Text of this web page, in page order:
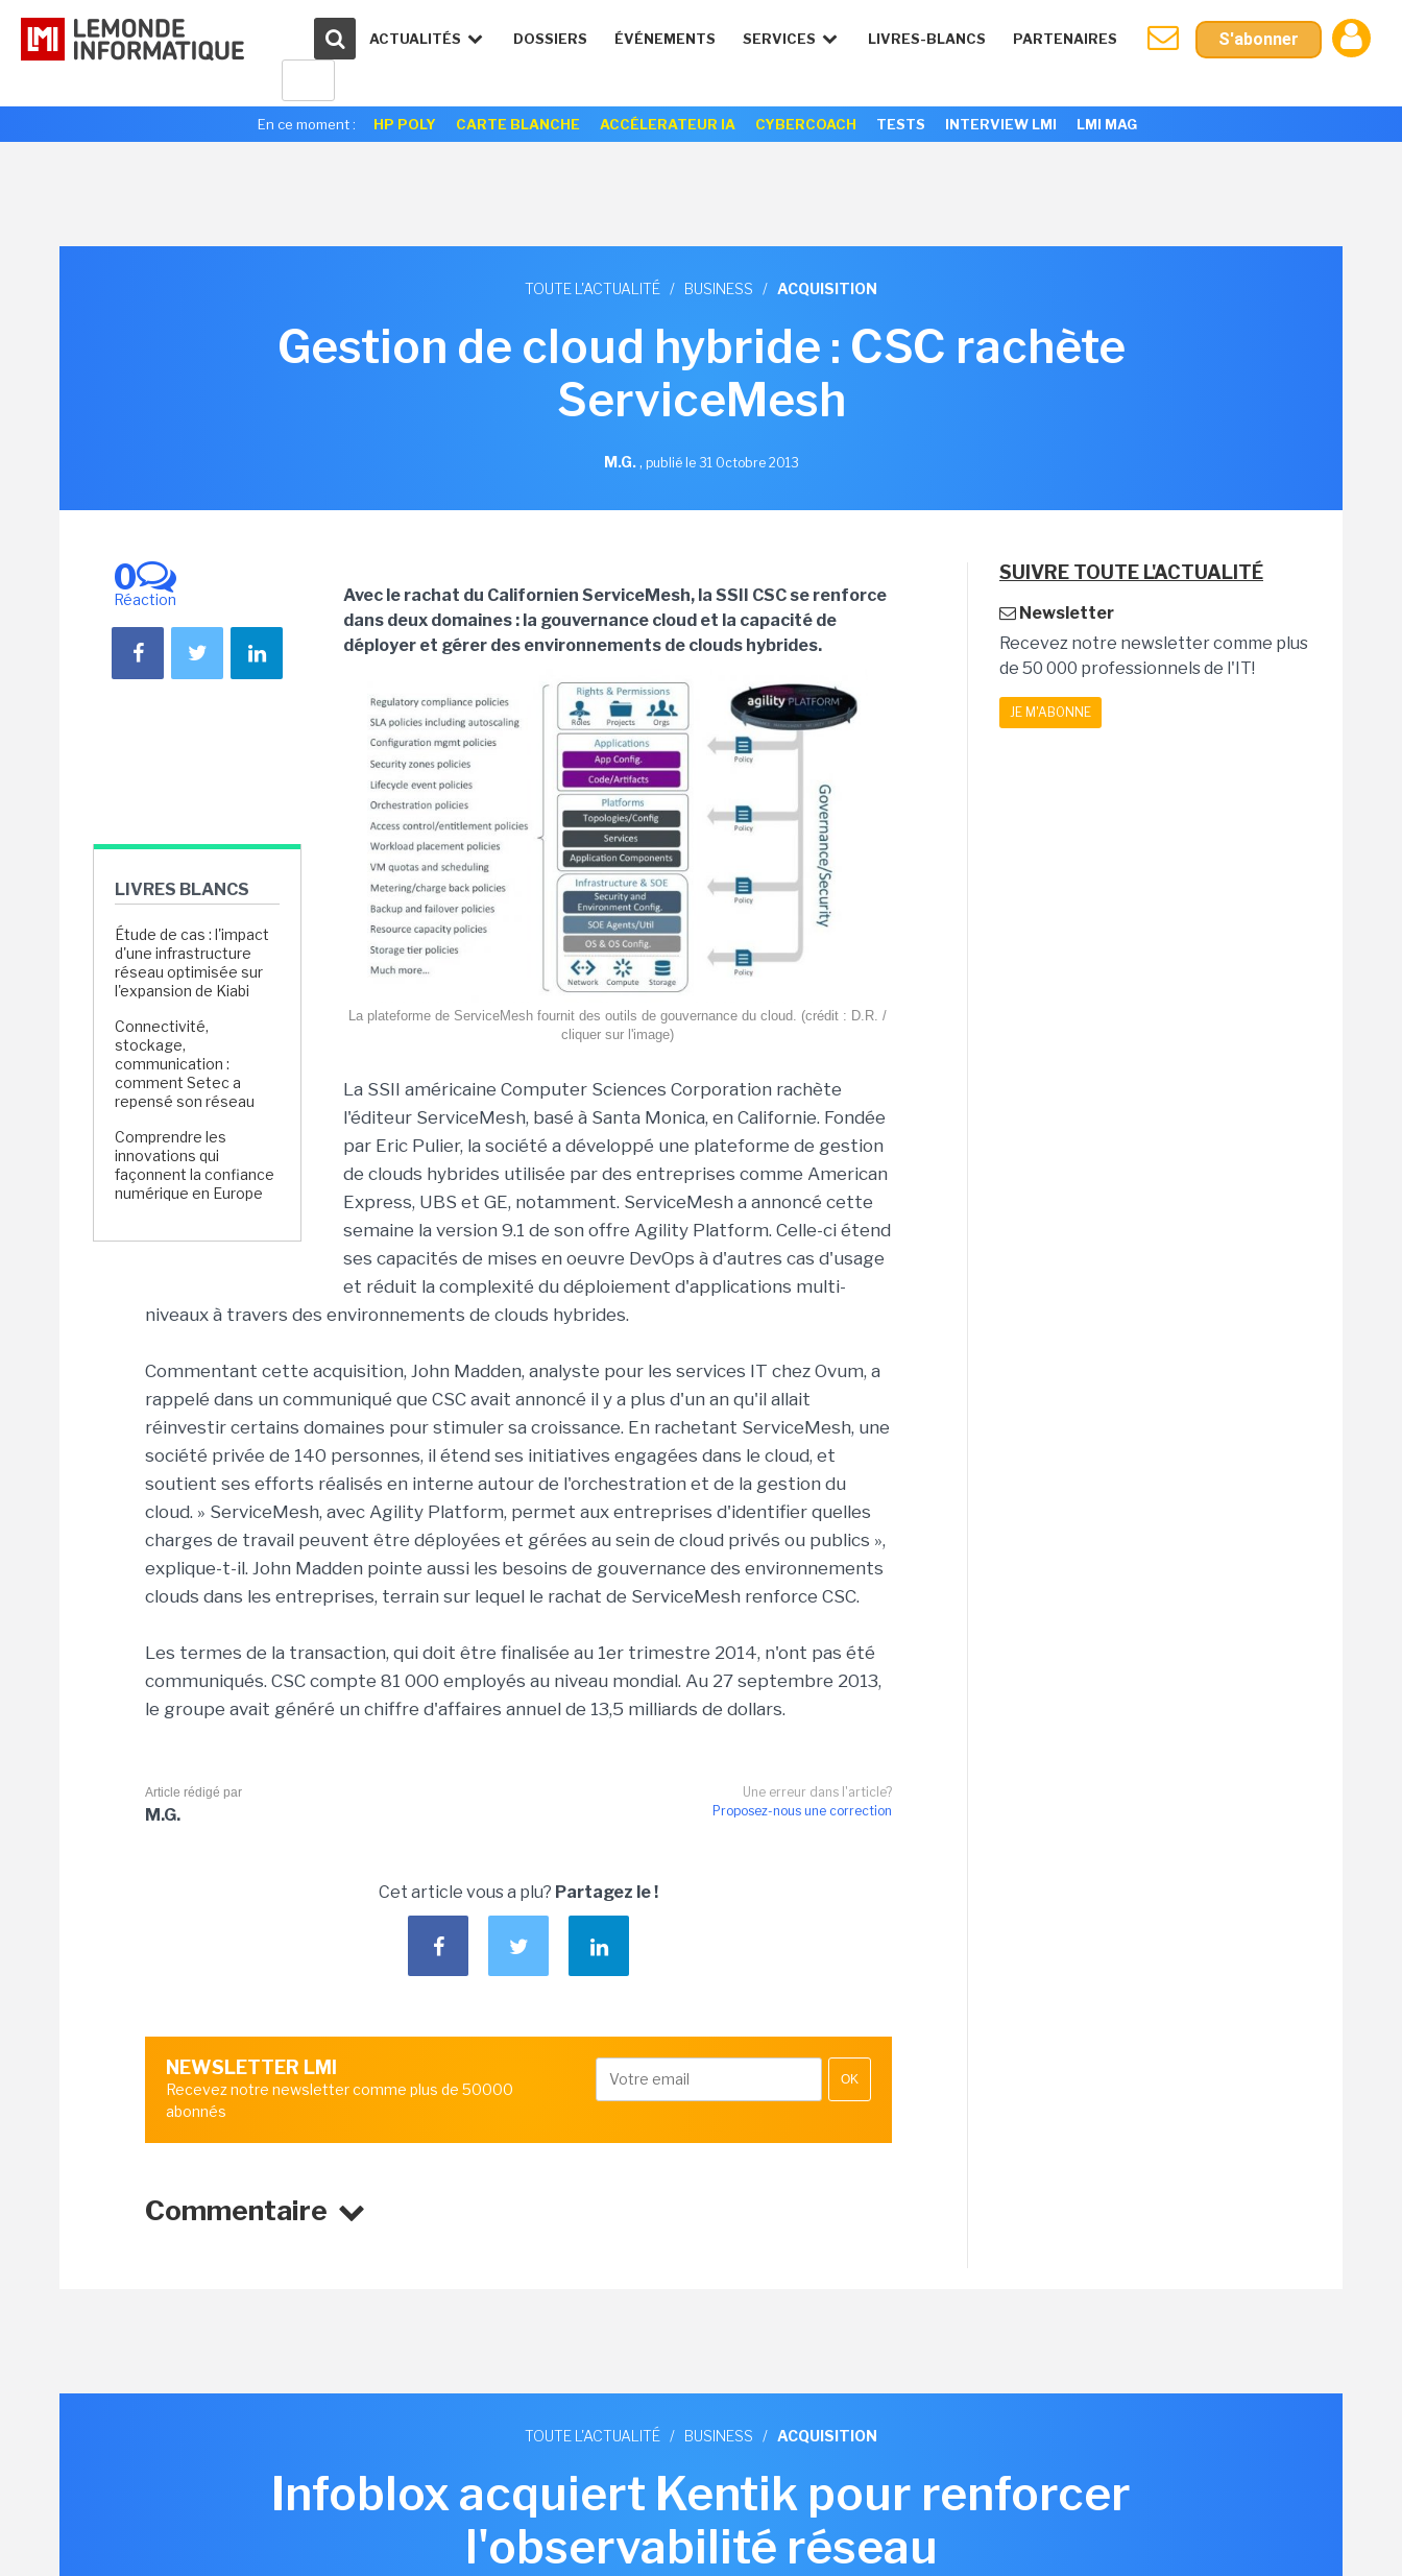
ACTUALITÉS DOSSIERS ÉVÉNEMENTS SERVICES LIVRES-BLANCS PARTENAIRES S'abonner
En ce moment : HP POLY CARTE BLANCHE ACCÉLERATEUR IA CYBERCOACH TESTS INTERVIEW LMI LMI MAG
TOUTE L'ACTUALITÉ / BUSINESS / ACQUISITION
Gestion de cloud hybride : CSC rachète
ServiceMesh
M.G., publié le 31 Octobre 2013
0
Réaction
LIVRES BLANCS
Étude de cas : l'impact
d'une infrastructure
réseau optimisée sur
l'expansion de Kiabi
Connectivité,
stockage,
communication :
comment Setec a
repensé son réseau
Comprendre les
innovations qui
façonnent la confiance
numérique en Europe
Avec le rachat du Californien ServiceMesh, la SSII CSC se renforce
dans deux domaines : la gouvernance cloud et la capacité de
déployer et gérer des environnements de clouds hybrides.
La plateforme de ServiceMesh fournit des outils de gouvernance du cloud. (crédit : D.R. /
cliquer sur l'image)
La SSII américaine Computer Sciences Corporation rachète
l'éditeur ServiceMesh, basé à Santa Monica, en Californie. Fondée
par Eric Pulier, la société a développé une plateforme de gestion
de clouds hybrides utilisée par des entreprises comme American
Express, UBS et GE, notamment. ServiceMesh a annoncé cette
semaine la version 9.1 de son offre Agility Platform. Celle-ci étend
ses capacités de mises en oeuvre DevOps à d'autres cas d'usage
et réduit la complexité du déploiement d'applications multi-
niveaux à travers des environnements de clouds hybrides.
Commentant cette acquisition, John Madden, analyste pour les services IT chez Ovum, a
rappelé dans un communiqué que CSC avait annoncé il y a plus d'un an qu'il allait
réinvestir certains domaines pour stimuler sa croissance. En rachetant ServiceMesh, une
société privée de 140 personnes, il étend ses initiatives engagées dans le cloud, et
soutient ses efforts réalisés en interne autour de l'orchestration et de la gestion du
cloud. » ServiceMesh, avec Agility Platform, permet aux entreprises d'identifier quelles
charges de travail peuvent être déployées et gérées au sein de cloud privés ou publics »,
explique-t-il. John Madden pointe aussi les besoins de gouvernance des environnements
clouds dans les entreprises, terrain sur lequel le rachat de ServiceMesh renforce CSC.
Les termes de la transaction, qui doit être finalisée au 1er trimestre 2014, n'ont pas été
communiqués. CSC compte 81 000 employés au niveau mondial. Au 27 septembre 2013,
le groupe avait généré un chiffre d'affaires annuel de 13,5 milliards de dollars.
Une erreur dans l'article?
Proposez-nous une correction
Article rédigé par
M.G.
Cet article vous a plu? Partagez le !
NEWSLETTER LMI
Recevez notre newsletter comme plus de 50000
abonnés
OK
Commentaire
SUIVRE TOUTE L'ACTUALITÉ
Newsletter
Recevez notre newsletter comme plus
de 50 000 professionnels de l'IT!
JE M'ABONNE
TOUTE L'ACTUALITÉ / BUSINESS / ACQUISITION
Infoblox acquiert Kentik pour renforcer
l'observabilité réseau